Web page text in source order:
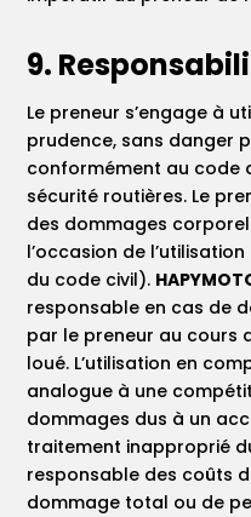
9.
Le preneur s’engage à
prudence, sans danger
conformément au code
sécurité routières. Le
des dommages
l’occasion de
du code civil).
responsable en cas de
par le preneur au cours
loué. L’utilisation en
analogue à une
dommages dus à un
traitement inapproprié
responsable des coûts
dommage total ou de